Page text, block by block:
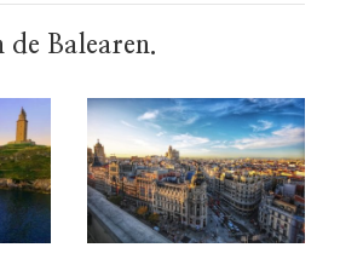
de Balearen.